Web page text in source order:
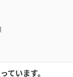
ています。